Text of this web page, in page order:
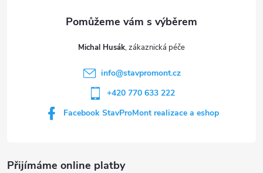
v
Přijímáme online platby
Michal Husák
info@stavpromont.cz
+420 770 633 222
Facebook StavProMont realizace a eshop